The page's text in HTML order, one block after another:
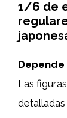
1/6 de
Las